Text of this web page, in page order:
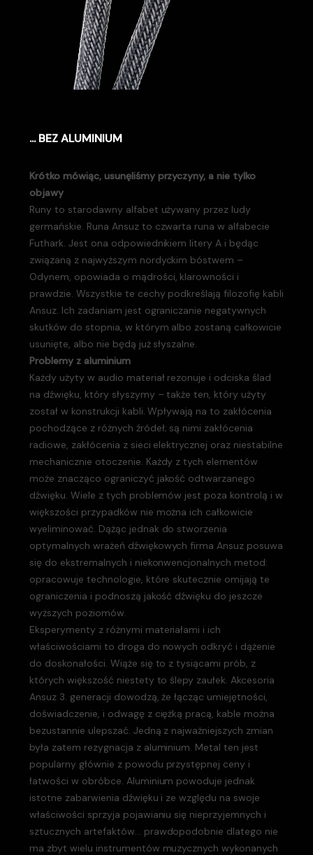
... BEZ ALUMINIUM
Krótko mówiąc, usunęliśmy przyczyny, a nie tylko
objawy
Runy to starodawny alfabet używany przez ludy
germańskie. Runa Ansuz to czwarta runa w alfabecie
Futhark. Jest ona odpowiednikiem litery A i będąc
związaną z najwyższym nordyckim bóstwem –
Odynem, opowiada o mądrości, klarowności i
prawdzie. Wszystkie te cechy podkreślają filozofię kabli
Ansuz. Ich zadaniam jest ograniczanie negatywnych
skutków do stopnia, w którym albo zostaną całkowicie
usunięte, albo nie będą już słyszalne.
Problemy z aluminium
Każdy użyty w audio materiał rezonuje i odciska ślad
na dźwięku, który słyszymy – także ten, który użyty
został w konstrukcji kabli. Wpływają na to zakłócenia
pochodzące z różnych źródeł; są nimi zakłócenia
radiowe, zakłócenia z sieci elektrycznej oraz niestabilne
mechanicznie otoczenie. Każdy z tych elementów
może znacząco ograniczyć jakość odtwarzanego
dźwięku. Wiele z tych problemów jest poza kontrolą i w
większości przypadków nie można ich całkowicie
wyeliminować. Dążąc jednak do stworzenia
optymalnych wrażeń dźwiękowych firma Ansuz posuwa
się do ekstremalnych i niekonwencjonalnych metod:
opracowuje technologie, które skutecznie omijają te
ograniczenia i podnoszą jakość dźwięku do jeszcze
wyższych poziomów.
Eksperymenty z różnymi materiałami i ich
właściwościami to droga do nowych odkryć i dążenie
do doskonałości. Wiąże się to z tysiącami prób, z
których większość niestety to ślepy zaułek. Akcesoria
Ansuz 3. generacji dowodzą, że łącząc umiejętności,
doświadczenie, i odwagę z ciężką pracą, kable można
bezustannie ulepszać. Jedną z najważniejszych zmian
była zatem rezygnacja z aluminium. Metal ten jest
popularny głównie z powodu przystępnej ceny i
łatwości w obróbce. Aluminium powoduje jednak
istotne zabarwienia dźwięku i ze względu na swoje
właściwości sprzyja pojawianiu się nieprzyjemnych i
sztucznych artefaktów… prawdopodobnie dlatego nie
ma zbyt wielu instrumentów muzycznych wykonanych